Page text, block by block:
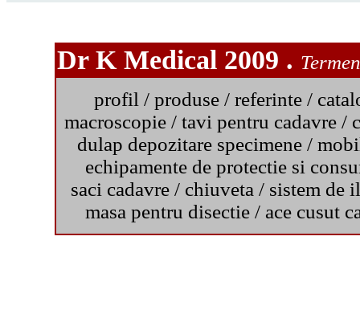
Dr K Medical 2009 .
profil / produse / referinte /
macroscopie/ tavi pentru cadavre/
dulap depozitare specimene /
echipamente de protectie si
saci cadavre / chiuveta / sistem de
masa pentru disectie / ace cusut